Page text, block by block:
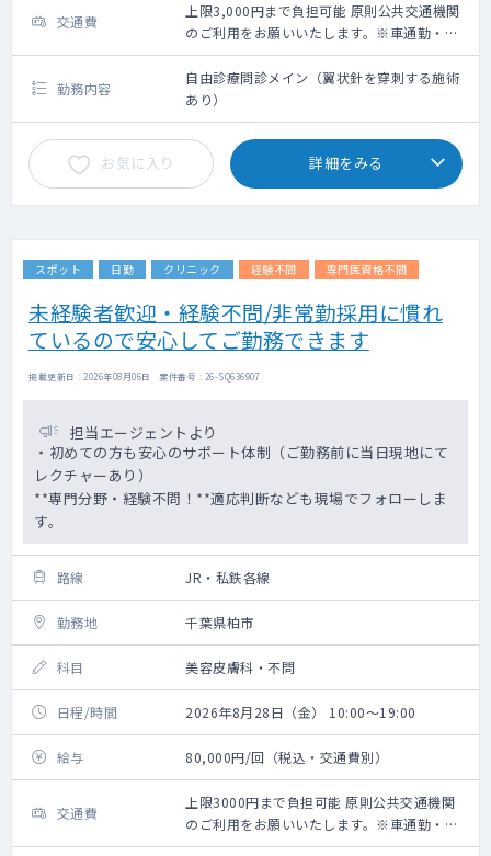
交通費
上限3,000円まで負担可能 原則公共交通機関
のご利用をお願いいたします。※車通勤・タ
クシー利用要相談
勤務内容
自由診療問診メイン（翼状針を穿刺する施術
あり）
お気に入り 詳細をみる
スポット 日勤 クリニック 経験不問 専門医資格不問
未経験者歓迎・経験不問/非常勤採用に慣れ
ているので安心してご勤務できます
掲載更新日 : 2026年08月06日 案件番号 : 26-SQ636907
担当エージェントより
・初めての方も安心のサポート体制（ご勤務前に当日現地にて
レクチャーあり）
**専門分野・経験不問！**適応判断なども現場でフォローしま
す。
路線 JR・私鉄各線
勤務地 千葉県柏市
科目 美容皮膚科・不問
日程/時間 2026年8月28日（金） 10:00～19:00
給与 80,000円/回（税込・交通費別）
交通費
上限3000円まで負担可能 原則公共交通機関
のご利用をお願いいたします。※車通勤・タ
クシー利用要相談